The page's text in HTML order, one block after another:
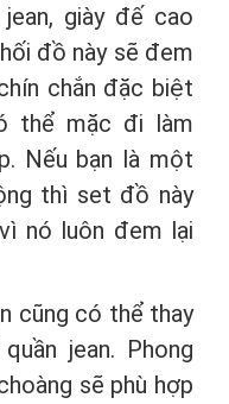
giày đế cao
đồ này sẽ đem
chắn đặc biệt
thể mặc đi làm
Nếu bạn là một
thì set đồ này
nó luôn đem lại
cũng có thể thay
jean. Phong
sẽ phù hợp